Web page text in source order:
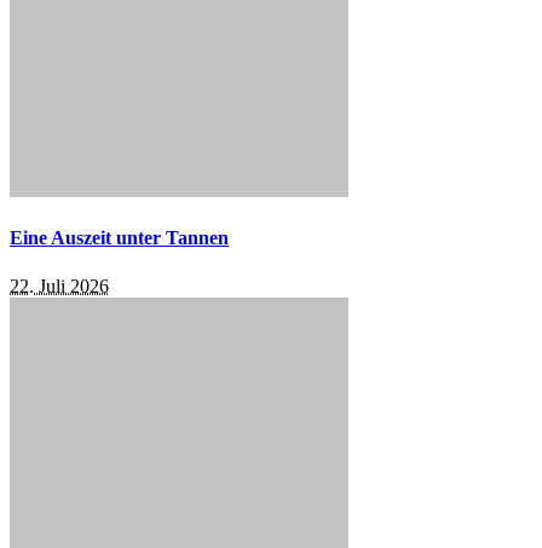
Eine Auszeit unter Tannen
22. Juli 2026